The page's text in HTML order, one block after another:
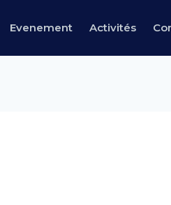
Evenement Activités